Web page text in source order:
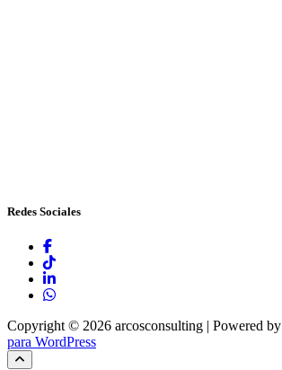
Redes Sociales
Copyright © 2026 arcosconsulting | Powered by
para WordPress